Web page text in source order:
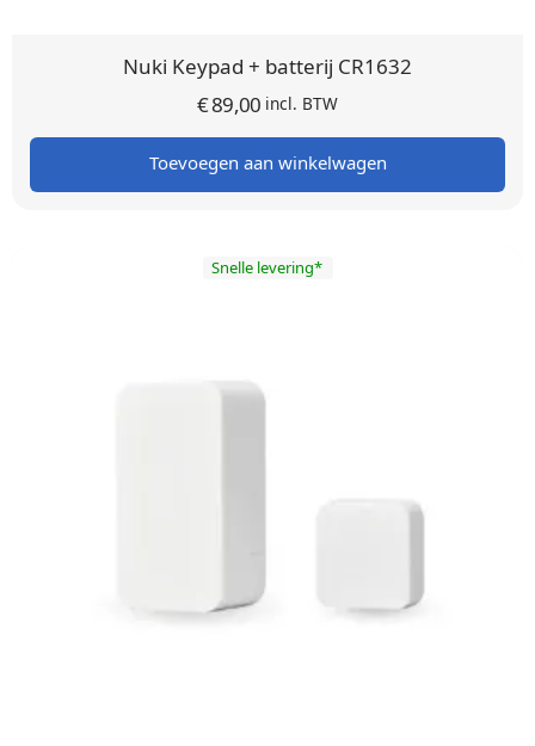
Nuki Keypad + batterij CR1632
€89,00 incl. BTW
Toevoegen aan winkelwagen
Snelle levering*